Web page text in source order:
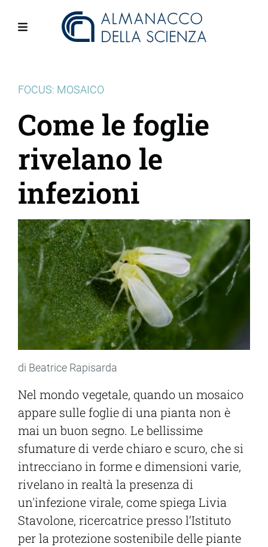
FOCUS: MOSAICO
Come le foglie
rivelano le
infezioni
di Beatrice Rapisarda
Nel mondo vegetale, quando un mosaico
appare sulle foglie di una pianta non è
mai un buon segno. Le bellissime
sfumature di verde chiaro e scuro, che si
intrecciano in forme e dimensioni varie,
rivelano in realtà la presenza di
un'infezione virale, come spiega Livia
Stavolone, ricercatrice presso l’Istituto
per la protezione sostenibile delle piante